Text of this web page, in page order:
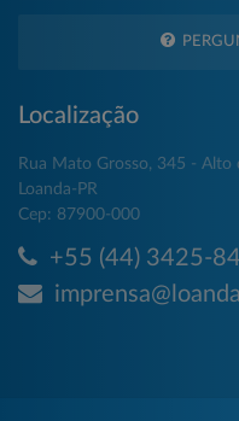
Localização
Rua Mato Grosso, 345 - Alto
Loanda-PR
Cep: 87900-000
+55 (44) 3425-